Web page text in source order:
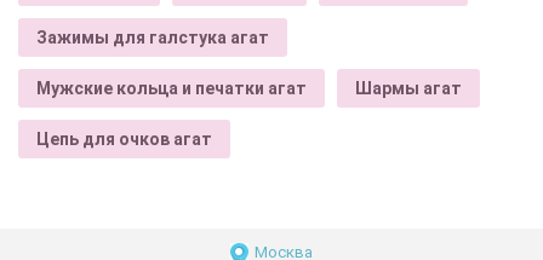
Зажимы для галстука агат
Мужские кольца и печатки агат Шармы агат
Цепь для очков агат
Москва